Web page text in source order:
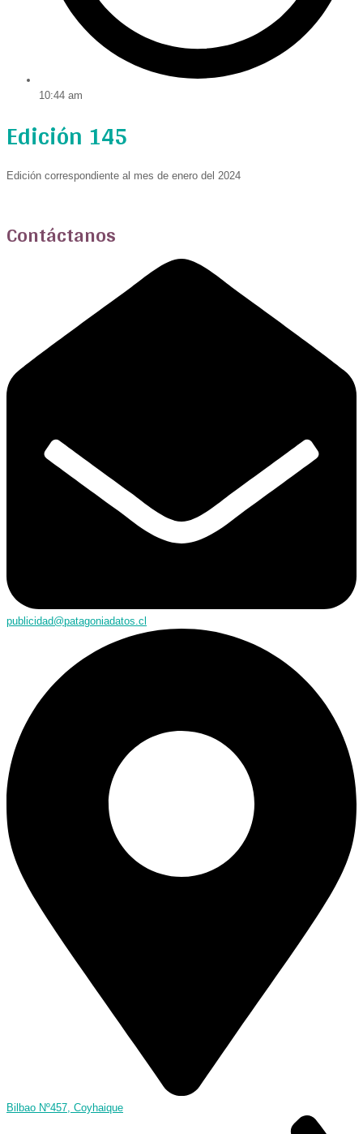
10:44 am
Edición 145
Edición correspondiente al mes de enero del 2024
Contáctanos
publicidad@patagoniadatos.cl
Bilbao Nº457, Coyhaique